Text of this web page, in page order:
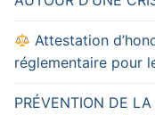
Attestation
réglementaire pour
PRÉVENTION DE